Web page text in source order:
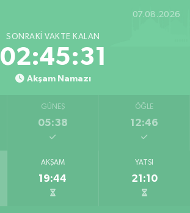
07.08.2026
SONRAKI VAKTE KALAN
02:45:30
Akşam Namazı
GÜNEŞ
05:38
ÖĞLE
12:46
AKŞAM
19:44
YATSI
21:10